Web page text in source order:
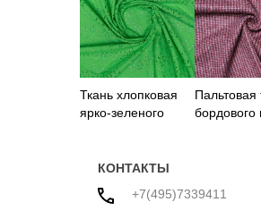
Ткань хлопковая
ярко-зеленого
Пальтовая
бордового
КОНТАКТЫ
+7(495)7339411